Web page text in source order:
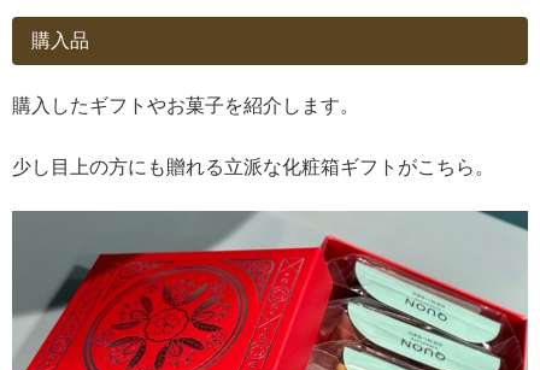
購入品
購入したギフトやお菓子を紹介します。
少し目上の方にも贈れる立派な化粧箱ギフトがこちら。